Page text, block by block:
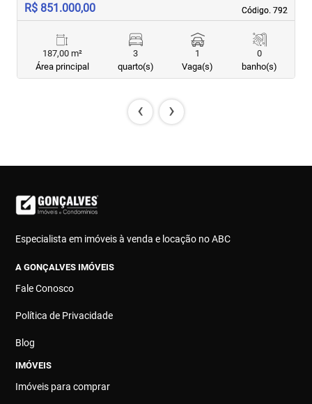
Código. 792
Código. 792
R$ 851.000,00
187,00 m²
Área principal
3
quarto(s)
1
Vaga(s)
0
banho(s)
‹ ›
Especialista em imóveis à venda e locação no ABC
A GONÇALVES IMÓVEIS
Fale Conosco
Política de Privacidade
Blog
IMÓVEIS
Imóveis para comprar